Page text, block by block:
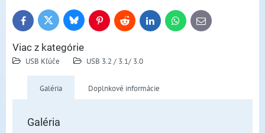
FacebookTwitter BlueskyPinterestReddit LinkedInWhatsApp
E-
mail
Viac z kategórie
USB Kľúče USB 3.2 / 3.1/ 3.0
Galéria Doplnkové informácie
Galéria